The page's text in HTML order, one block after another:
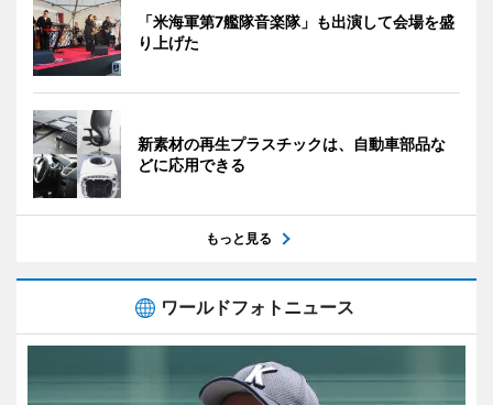
「米海軍第7艦隊音楽隊」も出演して会場を盛
り上げた
新素材の再生プラスチックは、自動車部品な
どに応用できる
もっと見る
ワールドフォトニュース